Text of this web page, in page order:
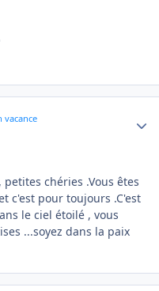
vacance
chéries .Vous êtes
c'est pour toujours .C'est
le ciel étoilé , vous
...soyez dans la paix